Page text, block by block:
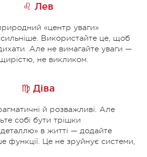
♌ Лев
«центр уваги»
Використайте це, щоб
Але не вимагайте уваги —
не викликом.
♍ Діва
й розважливі. Але
собі бути трішки
в житті — додайте
функції. Це не зруйнує системи,